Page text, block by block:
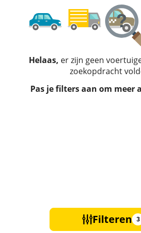
Helaas, er zijn geen
zoekopdracht
Pas je filters aan om meer
Filteren 3